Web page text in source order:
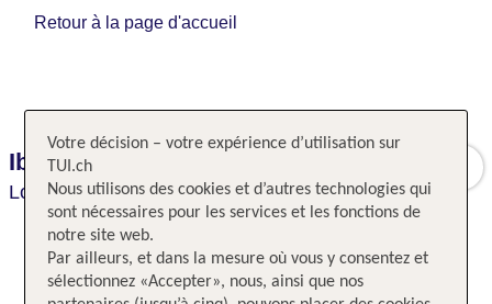
Retour à la page d'accueil
Ibis Leuven Centrum
Louvain,Belgique, Belgique
Votre décision – votre expérience d’utilisation sur
TUI.ch
Nous utilisons des cookies et d’autres technologies qui
sont nécessaires pour les services et les fonctions de
notre site web.
Par ailleurs, et dans la mesure où vous y consentez et
sélectionnez «Accepter», nous, ainsi que nos